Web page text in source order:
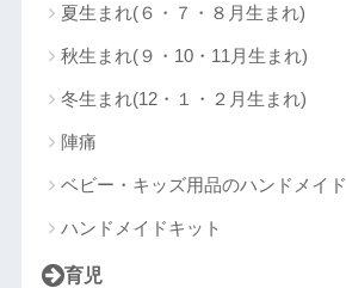
夏生まれ(６・７・８月生まれ)
秋生まれ(９・10・11月生まれ)
冬生まれ(12・１・２月生まれ)
陣痛
ベビー・キッズ用品のハンドメイド
ハンドメイドキット
育児